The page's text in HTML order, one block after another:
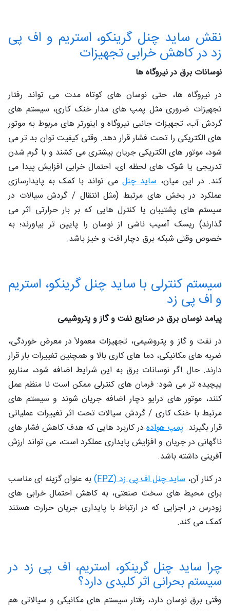
نقش ساید چنل‌ گرینکو، استریم و اف‌ پی
‌زد در کاهش خرابی تجهیزات
نوسانات برق در نیروگاه‌ ها
در نیروگاه‌ ها، حتی نوسان ‌های کوتاه‌ مدت می ‌تواند رفتار
تجهیزات ضروری مثل پمپ ‌های مدار خنک‌ کاری، سیستم‌ های
گردش آب، تجهیزات جانبی نیروگاه و اینورتر های مربوط به موتور
های الکتریکی را تحت فشار قرار دهد. وقتی کیفیت توان بد تر می
‌شود، موتور های الکتریکی جریان بیشتری می ‌کشند و با گرم شدن
تدریجی یا شوک‌ های لحظه ‌ای، احتمال خرابی افزایش پیدا می
کند. در این میان،ساید چنل می‌ تواند با کمک به پایدارسازی
عملکرد در بخش ‌های مرتبط (مثل انتقال / گردش سیالات در
سیستم‌ های پشتیبان یا کنترل‌ هایی که بر بار حرارتی اثر می
‌گذارند) ریسک آسیب ناشی از نوسان را پایین ‌تر بیاورند؛ به‌
خصوص وقتی شبکه برق دچار افت و خیز باشد.
سیستم‌ کنترلی با ساید چنل‌ گرینکو، استریم
و اف ‌پی ‌زد
پیامد نوسان برق در صنایع نفت‌ و گاز و پتروشیمی
در نفت و گاز و پتروشیمی، تجهیزات معمولاً در معرض خوردگی،
ضربه‌ های مکانیکی، دما های کاری بالا و همچنین تغییرات بار قرار
دارند. حال اگر نوسانات برق به این شرایط اضافه شود، سناریو
پیچیده ‌تر می ‌شود: فرمان‌ های کنترلی ممکن است نا منظم عمل
کنند، موتور های درایو دچار اضافه‌ جریان شوند و سیستم ‌های
مرتبط با خنک ‌کاری / گردش سیالات تحت اثر تغییرات عملیاتی
قرار بگیرند.پمپ هوادهدر کاربرد هایی که هدف کاهش فشار های
ناگهانی در جریان و افزایش پایداری عملکرد است، می ‌تواند ارزش
‌آفرینی داشته باشد.
در کنار آن،ساید چنل اف ‌پی‌ زد (FPZ)
به ‌عنوان گزینه‌ ای مناسب
برای محیط ‌های سخت صنعتی، به کاهش احتمال خرابی ‌های
زودرس در اجزایی که در ارتباط با پایداری جریان حرارت هستند
کمک می‌ کند.
چرا ساید چنل گرینکو، استریم، اف پی زد در
سیستم بحرانی اثر کلیدی دارد؟
وقتی برق نوسان دارد، رفتار سیستم‌ های مکانیکی و سیالاتی هم